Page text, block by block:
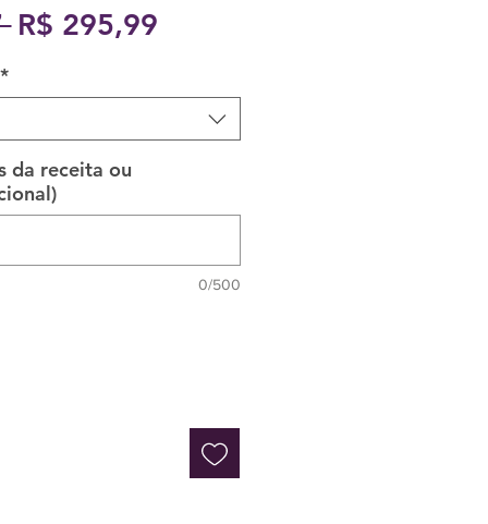
Preço
R$ 295,99Preço
*
da receita ou
0/500